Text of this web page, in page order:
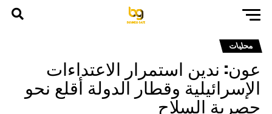
محليات
عون: ندين استمرار الاعتداءات
الإسرائيلية وقطار الدولة أقلع نحو
حصرية السلاح